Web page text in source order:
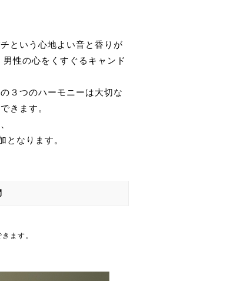
という心地よい音と香りが
性の心をくすぐるキャンド
３つのハーモニーは大切な
きます。
となります。
ます。